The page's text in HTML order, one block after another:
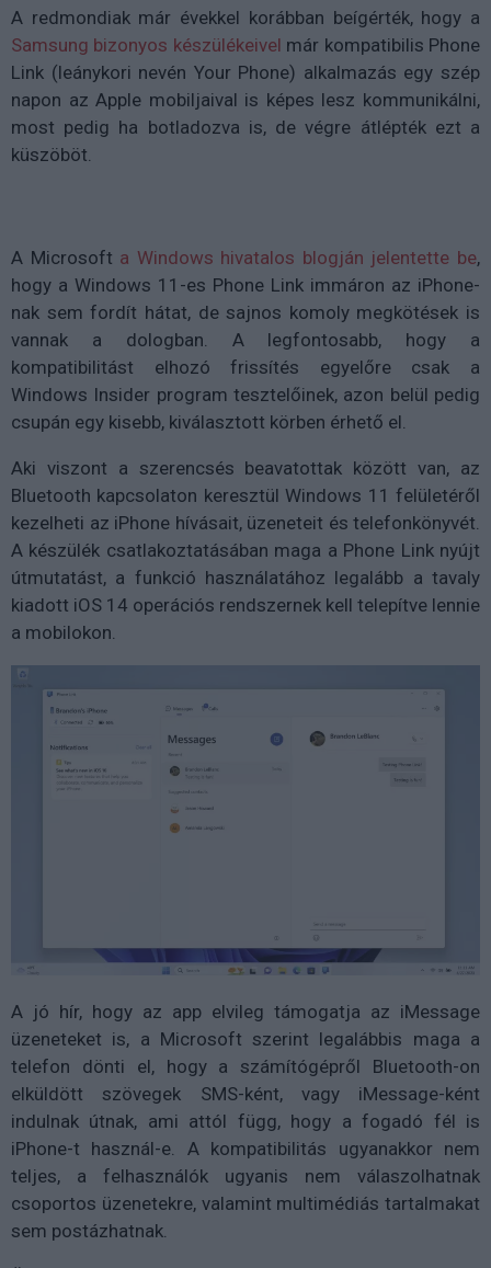
A redmondiak már évekkel korábban beígérték, hogy a
Samsung bizonyos készülékeivel már kompatibilis Phone
Link (leánykori nevén Your Phone) alkalmazás egy szép
napon az Apple mobiljaival is képes lesz kommunikálni,
most pedig ha botladozva is, de végre átlépték ezt a
küszöböt.
A Microsoft a Windows hivatalos blogján jelentette be,
hogy a Windows 11-es Phone Link immáron az iPhone-
nak sem fordít hátat, de sajnos komoly megkötések is
vannak a dologban. A legfontosabb, hogy a
kompatibilitást elhozó frissítés egyelőre csak a
Windows Insider program tesztelőinek, azon belül pedig
csupán egy kisebb, kiválasztott körben érhető el.
Aki viszont a szerencsés beavatottak között van, az
Bluetooth kapcsolaton keresztül Windows 11 felületéről
kezelheti az iPhone hívásait, üzeneteit és telefonkönyvét.
A készülék csatlakoztatásában maga a Phone Link nyújt
útmutatást, a funkció használatához legalább a tavaly
kiadott iOS 14 operációs rendszernek kell telepítve lennie
a mobilokon.
A jó hír, hogy az app elvileg támogatja az iMessage
üzeneteket is, a Microsoft szerint legalábbis maga a
telefon dönti el, hogy a számítógépről Bluetooth-on
elküldött szövegek SMS-ként, vagy iMessage-ként
indulnak útnak, ami attól függ, hogy a fogadó fél is
iPhone-t használ-e. A kompatibilitás ugyanakkor nem
teljes, a felhasználók ugyanis nem válaszolhatnak
csoportos üzenetekre, valamint multimédiás tartalmakat
sem postázhatnak.